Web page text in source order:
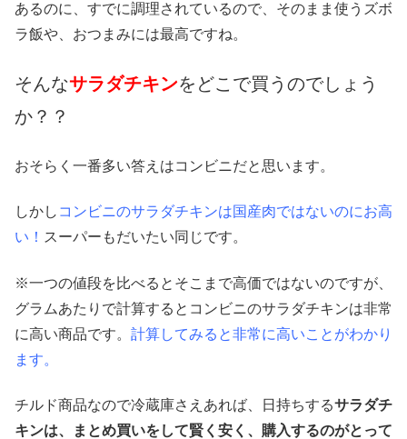
あるのに、すでに調理されているので、そのまま使うズボ
ラ飯や、おつまみには最高ですね。
そんなサラダチキンをどこで買うのでしょう
か？？
おそらく一番多い答えはコンビニだと思います。
しかし コンビニのサラダチキンは国産肉ではないのにお高
い！ スーパーもだいたい同じです。
※一つの値段を比べるとそこまで高価ではないのですが、
グラムあたりで計算するとコンビニのサラダチキンは非常
に高い商品です。 計算してみると非常に高いことがわかり
ます。
チルド商品なので冷蔵庫さえあれば、日持ちするサラダチ
キンは、まとめ買いをして賢く安く、購入するのがとって